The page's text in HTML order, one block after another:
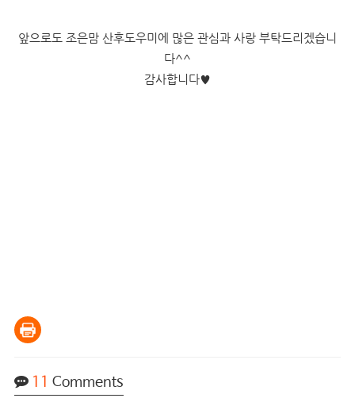
앞으로도 조은맘 산후도우미에 많은 관심과 사랑 부탁드리겠습니
다^^
감사합니다♥
11 Comments